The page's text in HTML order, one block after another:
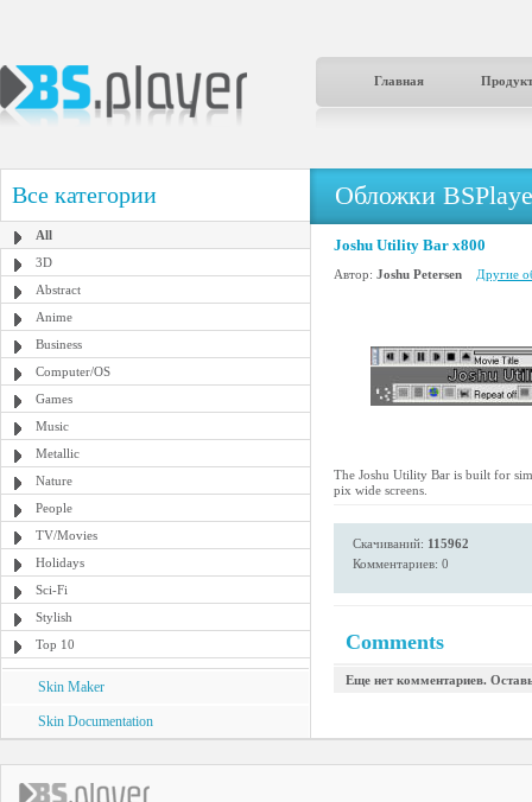
Главная
Все категории
All
3D
Abstract
Anime
Business
Computer/OS
Games
Music
Metallic
Nature
People
TV/Movies
Holidays
Sci-Fi
Stylish
Top 10
Skin Maker
Skin Documentation
Обложки
Joshu Utility Bar x800
Автор: Joshu Petersen Другие
The Joshu Utility Bar is built for
pix wide screens.
Скачиваний: 115962
Комментариев: 0
Comments
Еще нет комментариев.